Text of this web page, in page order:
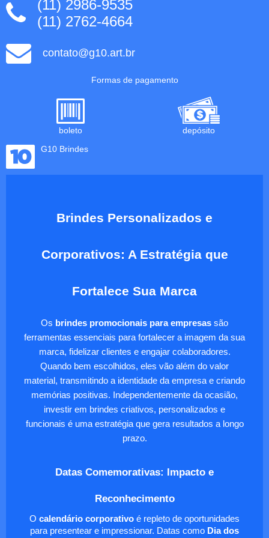
(11) 2986-9535
(11) 2762-4664
contato@g10.art.br
Formas de pagamento
boleto
depósito
G10 Brindes
Brindes Personalizados e
Corporativos: A Estratégia que
Fortalece Sua Marca
Os brindes promocionais para empresas são
ferramentas essenciais para fortalecer a imagem da sua
marca, fidelizar clientes e engajar colaboradores.
Quando bem escolhidos, eles vão além do valor
material, transmitindo a identidade da empresa e criando
memórias positivas. Independentemente da ocasião,
investir em brindes criativos, personalizados e
funcionais é uma estratégia que gera resultados a longo
prazo.
Datas Comemorativas: Impacto e
Reconhecimento
O calendário corporativo é repleto de oportunidades
para presentear e impressionar. Datas como Dia dos